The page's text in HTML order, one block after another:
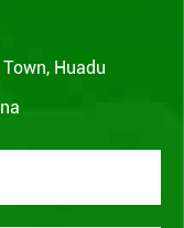
Huadu